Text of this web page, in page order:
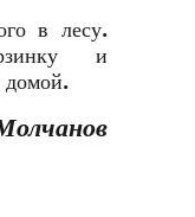
в лесу.
и
домой.